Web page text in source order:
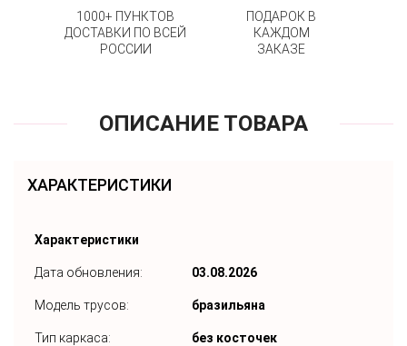
1000+ ПУНКТОВ
ДОСТАВКИ ПО ВСЕЙ
РОССИИ
ПОДАРОК В
КАЖДОМ
ЗАКАЗЕ
ОПИСАНИЕ ТОВАРА
ХАРАКТЕРИСТИКИ
Характеристики
Дата обновления: 03.08.2026
Модель трусов: бразильяна
Тип каркаса: без косточек